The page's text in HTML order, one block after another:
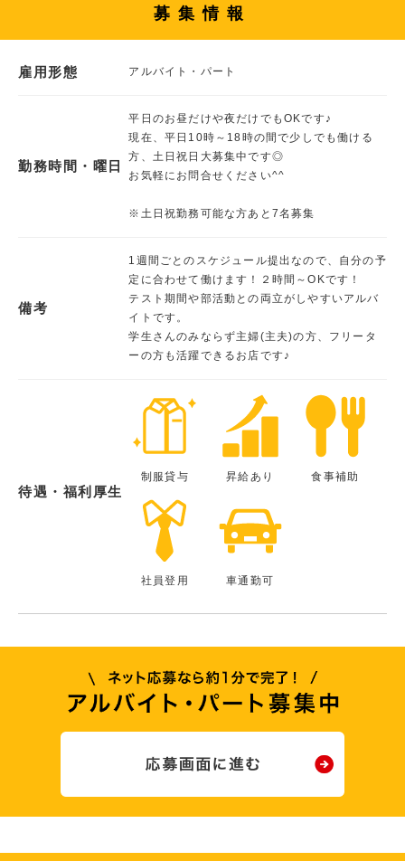
募集情報
雇用形態 アルバイト・パート
勤務時間・曜日
平日のお昼だけや夜だけでもOKです♪
現在、平日10時～18時の間で少しでも働ける
方、土日祝日大募集中です◎
お気軽にお問合せください^^
※土日祝勤務可能な方あと7名募集
備考
1週間ごとのスケジュール提出なので、自分の予
定に合わせて働けます！２時間～OKです！
テスト期間や部活動との両立がしやすいアルバ
イトです。
学生さんのみならず主婦(主夫)の方、フリータ
ーの方も活躍できるお店です♪
待遇・福利厚生
制服貸与 昇給あり 食事補助
社員登用 車通勤可